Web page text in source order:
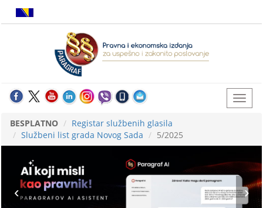
BESPLATNO
Registar službenih glasila
Službeni list grada Novog Sada
5/2025